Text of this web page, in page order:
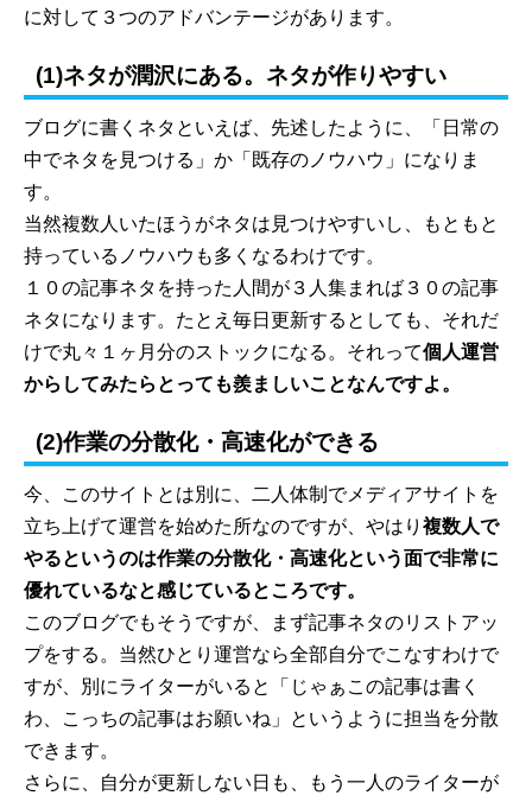
に対して３つのアドバンテージがあります。
(1)ネタが潤沢にある。ネタが作りやすい
ブログに書くネタといえば、先述したように、「日常の
中でネタを見つける」か「既存のノウハウ」になりま
す。
当然複数人いたほうがネタは見つけやすいし、もともと
持っているノウハウも多くなるわけです。
１０の記事ネタを持った人間が３人集まれば３０の記事
ネタになります。たとえ毎日更新するとしても、それだ
けで丸々１ヶ月分のストックになる。それって個人運営
からしてみたらとっても羨ましいことなんですよ。
(2)作業の分散化・高速化ができる
今、このサイトとは別に、二人体制でメディアサイトを
立ち上げて運営を始めた所なのですが、やはり 複数人で
やるというのは作業の分散化・高速化という面で非常に
優れているなと感じているところです。
このブログでもそうですが、まず記事ネタのリストアッ
プをする。当然ひとり運営なら全部自分でこなすわけで
すが、別にライターがいると「じゃぁこの記事は書く
わ、こっちの記事はお願いね」というように担当を分散
できます。
さらに、自分が更新しない日も、もう一人のライターが